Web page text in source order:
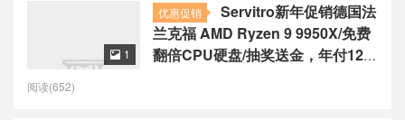
优惠促销
Servitro新年促销德国法
兰克福 AMD Ryzen 9 9950X/免费
翻倍CPU硬盘/抽奖送金，年付12
 1
阅读(652)